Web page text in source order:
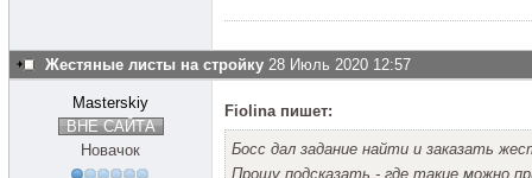
Жестяные листы на стройку 28 Июль 2020 12:57
Masterskiy
ВНЕ САЙТА
Новачок
Fiolina пишет:
Босс дал задание найти и заказать
Прошу подсказать - где такие можно